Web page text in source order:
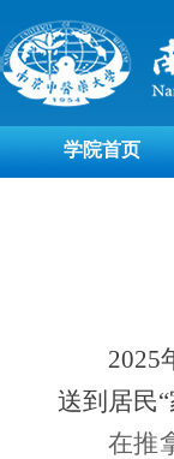
学院首页
2025
送到居民
在推